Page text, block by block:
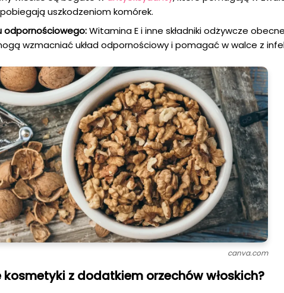
uszkodzeniom komórek.
odpornościowego:Witamina E i inne składniki odżywcze
wzmacniać układ odpornościowy i pomagać w walce z
canva.com
z dodatkiem orzechów włoskich?